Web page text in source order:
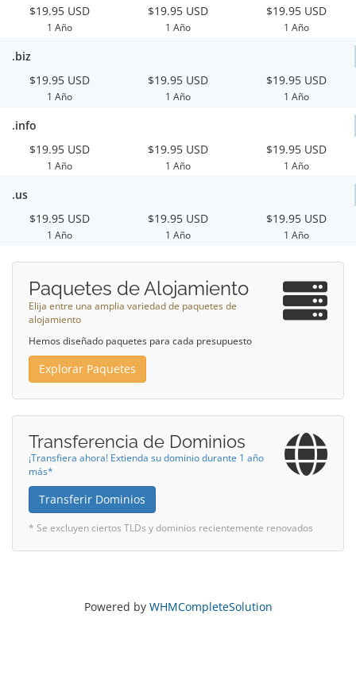
$19.95 USD
1 Año
$19.95 USD
1 Año
$19.95 USD
1 Año
.biz
$19.95 USD
1 Año
$19.95 USD
1 Año
$19.95 USD
1 Año
.info
$19.95 USD
1 Año
$19.95 USD
1 Año
$19.95 USD
1 Año
.us
$19.95 USD
1 Año
$19.95 USD
1 Año
$19.95 USD
1 Año
Paquetes de Alojamiento
Elija entre una amplia variedad de paquetes de
alojamiento
Hemos diseñado paquetes para cada presupuesto
Explorar Paquetes
Transferencia de Dominios
¡Transfiera ahora! Extienda su dominio durante 1 año
más*
Transferir Dominios
* Se excluyen ciertos TLDs y dominios recientemente renovados
Powered by WHMCompleteSolution